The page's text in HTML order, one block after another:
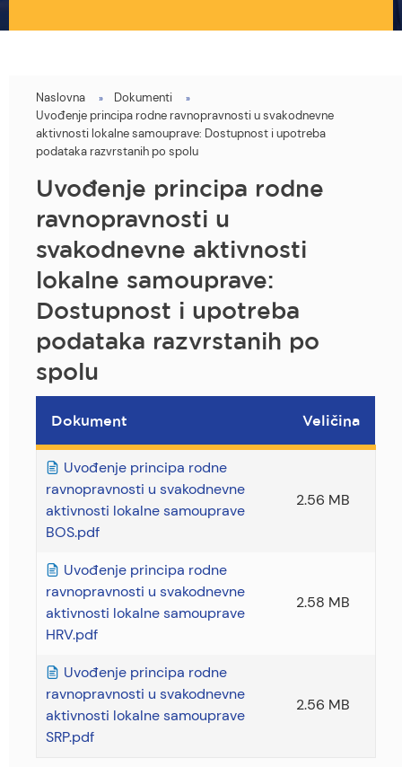
You
are
Naslovna
Dokumenti
Uvođenje principa rodne ravnopravnosti u svakodnevne
aktivnosti lokalne samouprave: Dostupnost i upotreba
podataka razvrstanih po spolu
Uvođenje principa rodne
ravnopravnosti u
svakodnevne aktivnosti
lokalne samouprave:
Dostupnost i upotreba
podataka razvrstanih po
spolu
Dokument Veličina
Uvođenje principa rodne
ravnopravnosti u svakodnevne
aktivnosti lokalne samouprave
BOS.pdf
2.56 MB
Uvođenje principa rodne
ravnopravnosti u svakodnevne
aktivnosti lokalne samouprave
HRV.pdf
2.58 MB
Uvođenje principa rodne
ravnopravnosti u svakodnevne
aktivnosti lokalne samouprave
SRP.pdf
2.56 MB